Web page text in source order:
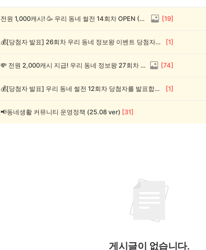
전원 1,000캐시! 🥳 우리 동네 썰전 14회차 OPEN (~8/17) [19]
💰[당첨자 발표] 26회차 우리 동네 정보왕 이벤트 당첨자를 발표합니다! [1]
💸 전원 2,000캐시 지급! 우리 동네 정보왕 27회차 (~8/10) [74]
💰[당첨자 발표] 우리 동네 썰전 12회차 당첨자를 발표합니다! [1]
📢동네생활 커뮤니티 운영정책 (25.08 ver) [31]
게시글이 없습니다.